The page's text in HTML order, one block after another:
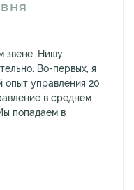
звене. Нишу
Во-первых, я
опыт управления 20
в среднем
попадаем в